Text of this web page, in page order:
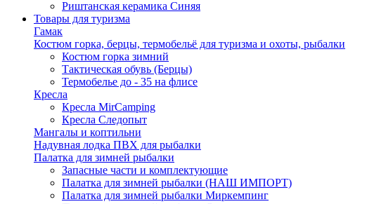
Риштанская керамика Синяя
Товары для туризма
Гамак
Костюм горка, берцы, термобельё для туризма и охоты, рыбалки
Костюм горка зимний
Тактическая обувь (Берцы)
Термобелье до - 35 на флисе
Кресла
Кресла MirCamping
Кресла Следопыт
Мангалы и коптильни
Надувная лодка ПВХ для рыбалки
Палатка для зимней рыбалки
Запасные части и комплектующие
Палатка для зимней рыбалки (НАШ ИМПОРТ)
Палатка для зимней рыбалки Миркемпинг